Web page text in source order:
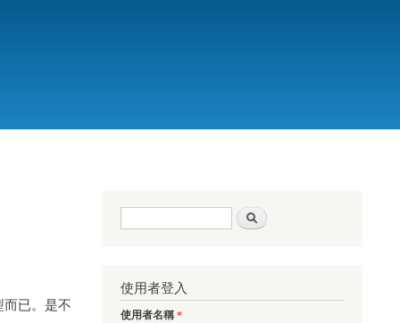
已。是不
搜尋表單
使用者登入
使用者名稱*